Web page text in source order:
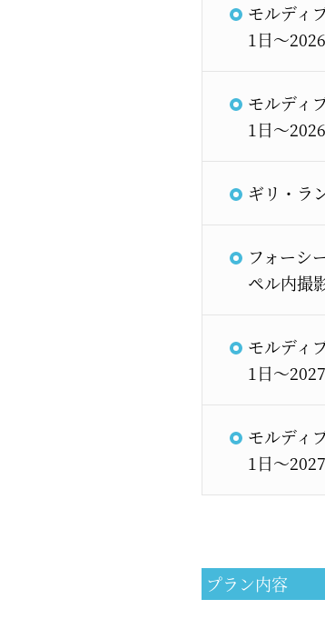
モルディ
1日～
モルディ
1日～
ギリ・ラ
フォーシ
ペル内撮
モルディ
1日～
モルディ
1日～
プラン内容